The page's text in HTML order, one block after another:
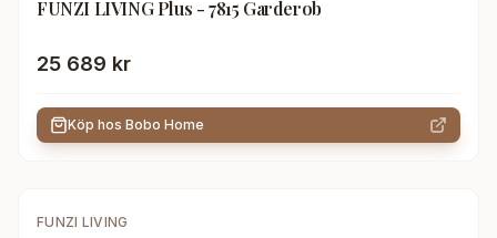
FUNZI LIVING Plus - 7815 Garderob
25 689 kr
Köp hos Bobo Home
FUNZI LIVING